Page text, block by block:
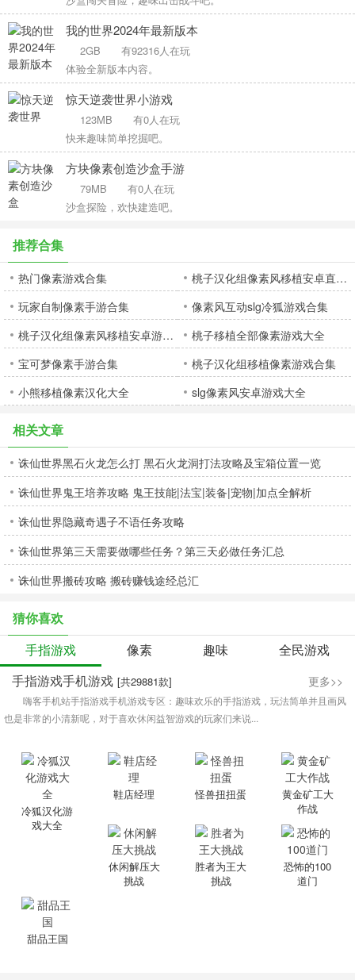
我的世界2024年最新版本
2GB
有92316人在玩
体验全新版本内容。
惊天逆袭世界小游戏
123MB
有0人在玩
快来趣味简单挖掘吧。
方块像素创造沙盒手游
79MB
有0人在玩
沙盒探险，欢快建造吧。
推荐合集
热门像素游戏合集
桃子汉化组像素风移植安卓直装大全
玩家自制像素手游合集
像素风互动slg冷狐游戏合集
桃子汉化组像素风移植安卓游戏合集
桃子移植全部像素游戏大全
宝可梦像素手游合集
桃子汉化组移植像素游戏合集
小熊移植像素汉化大全
slg像素风安卓游戏大全
相关文章
诛仙世界黑石火龙怎么打 黑石火龙洞打法攻略及宝箱位置一览
诛仙世界鬼王培养攻略 鬼王技能|法宝|装备|宠物|加点全解析
诛仙世界隐藏奇遇子不语任务攻略
诛仙世界第三天需要做哪些任务？第三天必做任务汇总
诛仙世界搬砖攻略 搬砖赚钱途经总汇
猜你喜欢
手指游戏
像素 趣味
全民游戏
手指游戏手机游戏 [共29881款] 更多>>
嗨客手机站手指游戏手机游戏专区：趣味欢乐的手指游戏，玩法简单并且画风
也是非常的小清新呢，对于喜欢休闲益智游戏的玩家们来说...
冷狐汉化游
戏大全
鞋店经理 怪兽扭扭蛋
黄金矿工大
作战
休闲解压大
挑战
胜者为王大
挑战
恐怖的100
道门
甜品王国